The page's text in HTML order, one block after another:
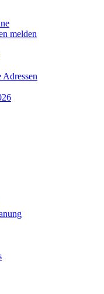
melden
Adressen